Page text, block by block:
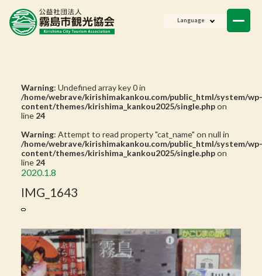
Language
Warning: Undefined array key 0 in
/home/webrave/kirishimakankou.com/public_html/system/wp-
content/themes/kirishima_kankou2025/single.phpon
line 24
Warning: Attempt to read property "cat_name" on null in
/home/webrave/kirishimakankou.com/public_html/system/wp-
content/themes/kirishima_kankou2025/single.phpon
line 24
2020.1.8
IMG_1643